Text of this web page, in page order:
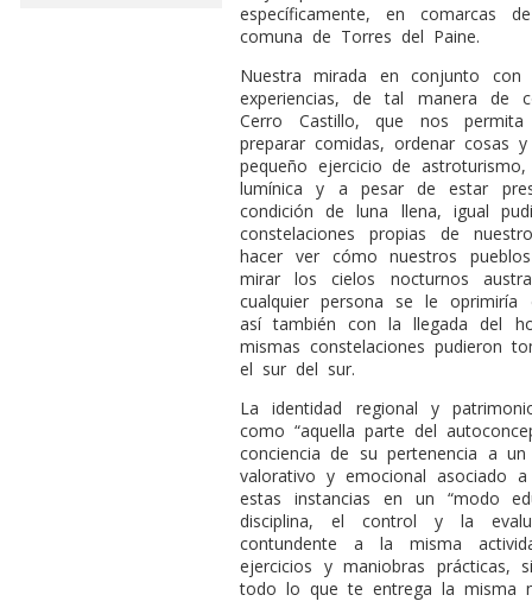
específicamente, en comarcas
comuna de Torres del Paine.
Nuestra mirada en conjunto
experiencias, de tal manera de
Cerro Castillo, que nos permita
preparar comidas, ordenar cosas
pequeño ejercicio de
lumínica y a pesar de estar
condición de luna llena, igual
constelaciones propias de
hacer ver cómo nuestros
mirar los cielos nocturnos
cualquier persona se le
así también con la llegada del
mismas constelaciones pudieron
el sur del sur.
La identidad regional y
como “aquella parte del
conciencia de su pertenencia a
valorativo y emocional asociado a
estas instancias en un “modo
disciplina, el control y la
contundente a la misma
ejercicios y maniobras prácticas,
todo lo que te entrega la misma